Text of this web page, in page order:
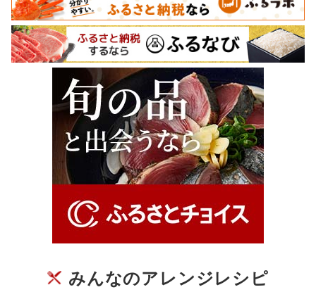
みんなのアレンジレシピ